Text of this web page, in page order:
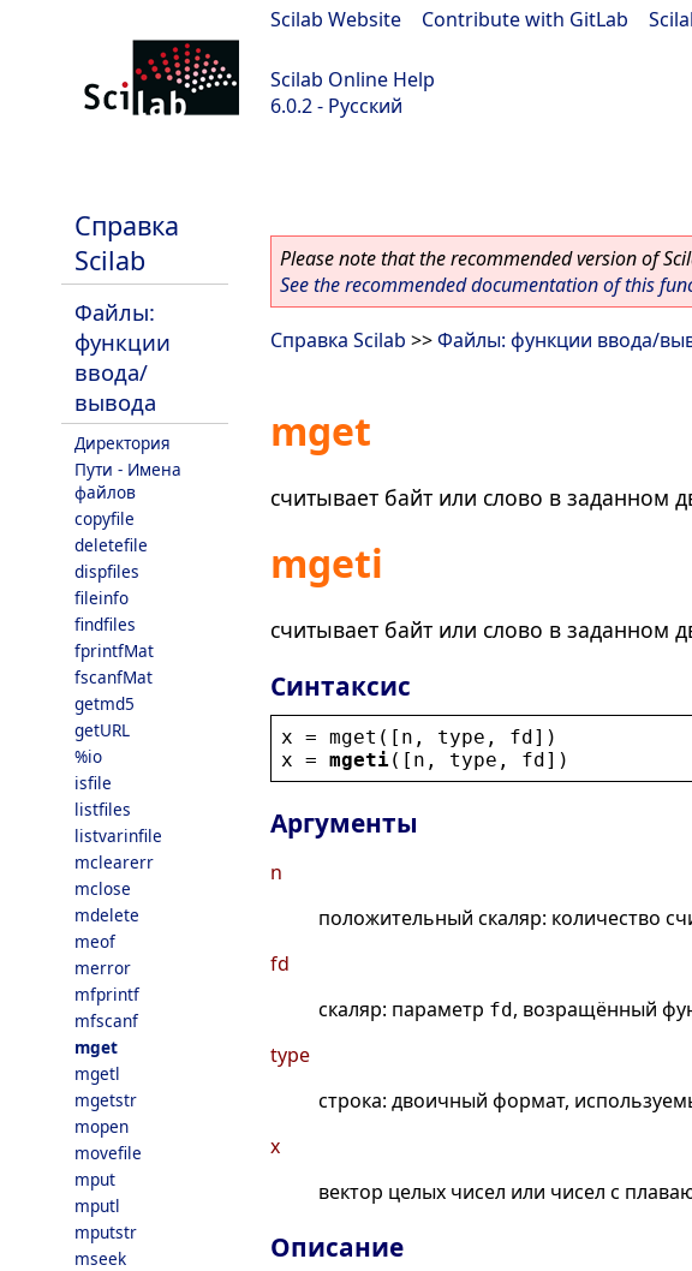
Scilab Website Contribute with GitLab
Scilab Online Help
6.0.2 - Русский
Справка
Scilab
Файлы:
функции
ввода/
вывода
Директория
Пути - Имена
файлов
copyfile
deletefile
dispfiles
fileinfo
findfiles
fprintfMat
fscanfMat
getmd5
getURL
%io
isfile
listfiles
listvarinfile
mclearerr
mclose
mdelete
meof
merror
mfprintf
mfscanf
mget
mgetl
mgetstr
mopen
movefile
mput
mputl
mputstr
mseek
Please note that the recommended version of
See the recommended documentation of this
Справка Scilab >>Файлы: функции ввода/
mget
считывает байт или слово в заданном
mgeti
считывает байт или слово в
Синтаксис
x = mget ([ n , type , fd])
x = mgeti([ n , type , fd])
Аргументы
n
положительный скаляр: количество
fd
скаляр: параметр fd , возращённый
type
строка: двоичный формат,
x
вектор целых чисел или чисел с
Описание